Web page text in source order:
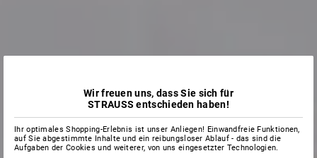
Wir freuen uns, dass Sie sich für
STRAUSS entschieden haben!
Ihr optimales Shopping-Erlebnis ist unser Anliegen! Einwandfreie Funktionen,
auf Sie abgestimmte Inhalte und ein reibungsloser Ablauf - das sind die
Aufgaben der Cookies und weiterer, von uns eingesetzter Technologien.